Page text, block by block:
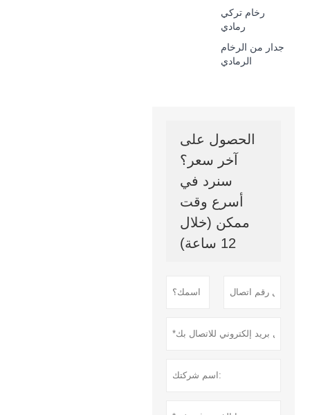
رخام تركي
رمادي
جدار من الرخام
الرمادي
الحصول على
آخر سعر؟
سنرد في
أسرع وقت
ممكن (خلال
12 ساعة)